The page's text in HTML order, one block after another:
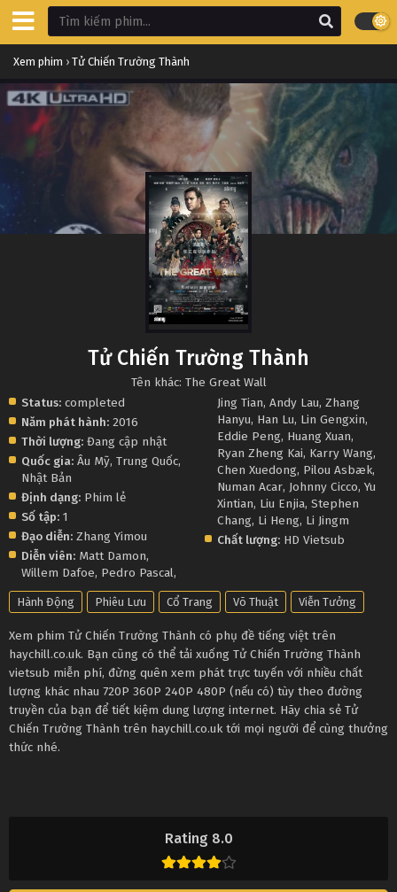
Xem phim › Tử Chiến Trường Thành
Rating 8.0
Tử Chiến Trường Thành
Tên khác: The Great Wall
Status: completed
Năm phát hành: 2016
Thời lượng: Đang cập nhật
Quốc gia: Âu Mỹ, Trung Quốc,
Nhật Bản
Định dạng: Phim lẻ
Số tập: 1
Đạo diễn: Zhang Yimou
Diễn viên: Matt Damon,
Willem Dafoe, Pedro Pascal,
Jing Tian,Andy Lau,Zhang
Hanyu, Han Lu, Lin Gengxin,
Eddie Peng, Huang Xuan,
Ryan Zheng Kai, Karry Wang,
Chen Xuedong, Pilou Asbæk,
Numan Acar, Johnny Cicco,Yu
Xintian, Liu Enjia,Stephen
Chang, Li Heng, Li Jingm
Chất lượng: HD Vietsub
Hành Động Phiêu Lưu Cổ Trang Võ Thuật Viễn Tưởng
Xem phim Tử Chiến Trường Thành có phụ đề tiếng việt trên
haychill.co.uk. Bạn cũng có thể tải xuống Tử Chiến Trường Thành
vietsub miễn phí, đừng quên xem phát trực tuyến với nhiều chất
lượng khác nhau 720P 360P 240P 480P (nếu có) tùy theo đường
truyền của bạn để tiết kiệm dung lượng internet. Hãy chia sẻ Tử
Chiến Trường Thành trên haychill.co.uk tới mọi người để cùng thưởng
thức nhé.